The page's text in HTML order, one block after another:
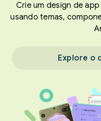
Crie um design de
usando temas,
Explore o